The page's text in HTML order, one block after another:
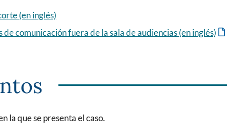
(en inglés)
comunicación fuera de la sala de audiencias (en inglés)
la que se presenta el caso.